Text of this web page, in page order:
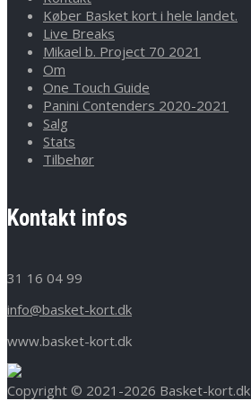
Køber Basket kort i hele landet.
Live Breaks
Mikael b. Project 70 2021
Om
One Touch Guide
Panini Contenders 2020-2021
Salg
Stats
Tilbehør
Kontakt infos
31 16 04 99
info@basket-kort.dk
www.basket-kort.dk
Copyright © 2021-2026 Basket-kort.dk